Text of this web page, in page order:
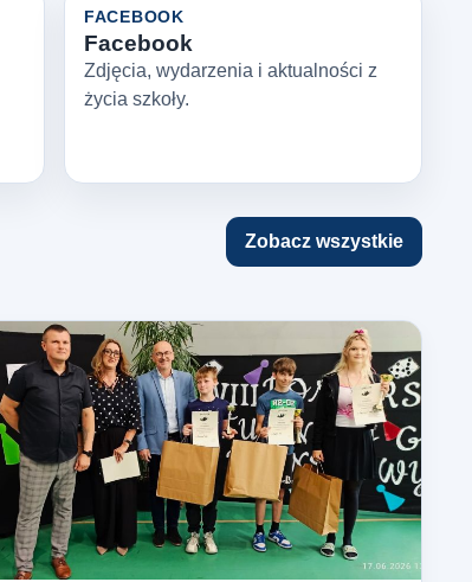
FACEBOOK
Facebook
Zdjęcia, wydarzenia i aktualności z
życia szkoły.
Zobacz wszystkie